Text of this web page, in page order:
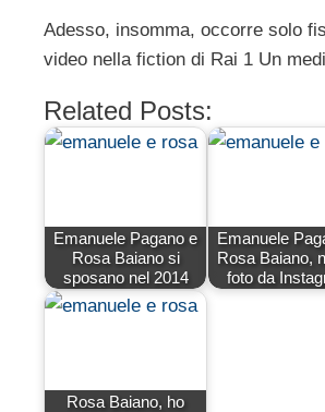
Adesso, insomma, occorre solo
video nella fiction di Rai 1 Un
Related Posts:
Emanuele Pagano e
Rosa Baiano si
sposano nel 2014
Emanuele
Rosa Baiano,
foto da
Rosa Baiano, ho